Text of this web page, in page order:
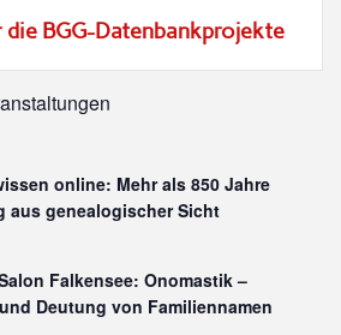
BGG-Datenbankprojekte
online: Mehr als 850 Jahre
aus genealogischer Sicht
Falkensee: Onomastik –
Deutung von Familiennamen